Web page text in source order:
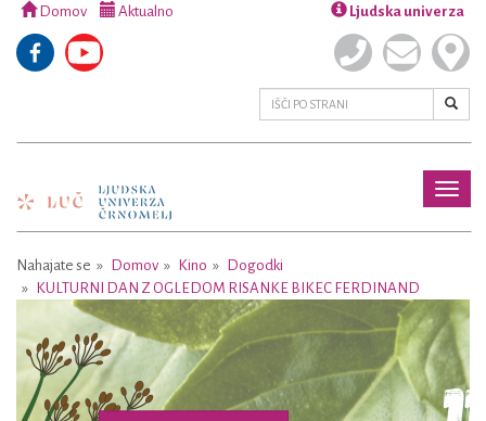
Domov Aktualno Ljudska univerza
Nahajate se Domov Kino
Dogodki
KULTURNI DAN Z OGLEDOM RISANKE BIKEC FERDINAND
Previous Next